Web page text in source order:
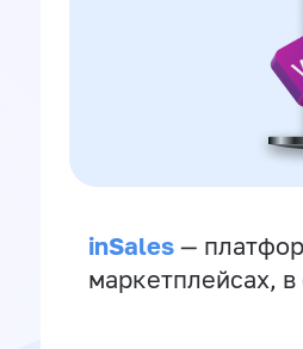
inSales —
маркетплейсах,